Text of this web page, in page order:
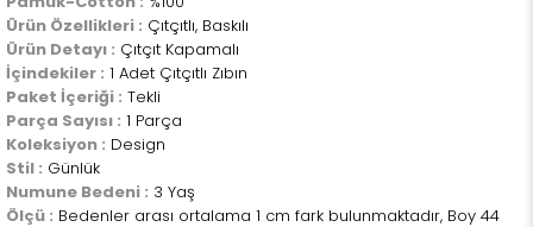
Ürün Özellikleri : Çıtçıtlı, Baskılı
Ürün Detayı : Çıtçıt Kapamalı
İçindekiler : 1 Adet Çıtçıtlı Zıbın
Paket İçeriği : Tekli
Parça Sayısı : 1 Parça
Koleksiyon : Design
Stil : Günlük
Numune Bedeni : 3 Yaş
Ölçü : Bedenler arası ortalama 1 cm fark bulunmaktadır, Boy 44